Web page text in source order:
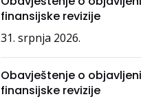
finansijske revizije
31. srpnja 2026.
Obavještenje o
finansijske revizije